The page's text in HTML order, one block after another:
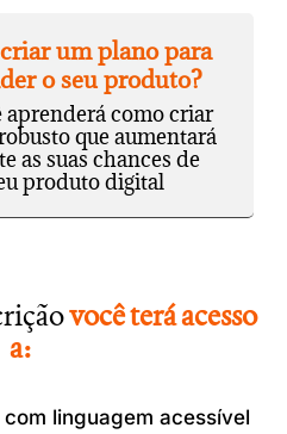
um plano para
o seu produto?
como criar
que aumentará
as suas chances de
produto digital
você terá acesso
a:
linguagem acessível